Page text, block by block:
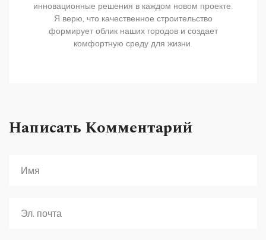
инновационные решения в каждом новом проекте.
Я верю, что качественное строительство
формирует облик наших городов и создает
комфортную среду для жизни.
Написать Комментарий